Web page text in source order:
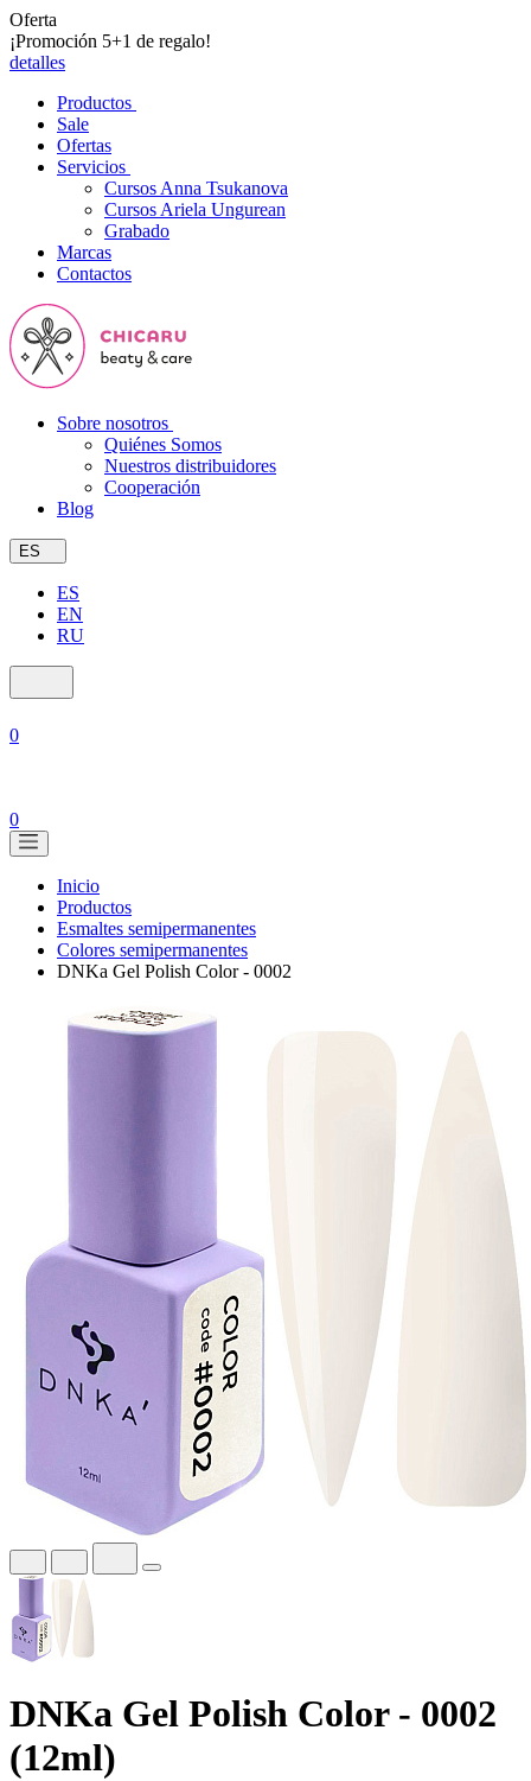
Oferta
¡Promoción 5+1 de regalo!
detalles
Productos
Sale
Ofertas
Servicios
Cursos Anna Tsukanova
Cursos Ariela Ungurean
Grabado
Marcas
Contactos
Sobre nosotros
Quiénes Somos
Nuestros distribuidores
Cooperación
Blog
ES
ES
EN
RU
0
0
Inicio
Productos
Esmaltes semipermanentes
Colores semipermanentes
DNKa Gel Polish Color - 0002
DNKa Gel Polish Color - 0002
(12ml)